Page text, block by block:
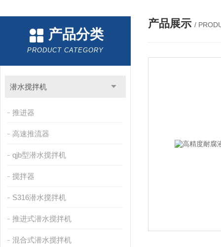
产品分类
PRODUCT CATEGORY
潜水搅拌机
推进器
高速推流器
qjb型潜水搅拌机
搅拌器
S316潜水搅拌机
推进式潜水搅拌机
混合式潜水搅拌机
产品展示 /